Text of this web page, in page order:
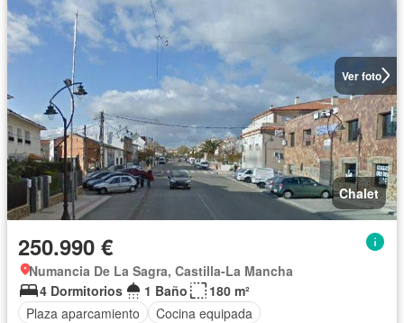
Ver foto
Chalet
250.990 €
Numancia De La Sagra, Castilla-La Mancha
4 Dormitorios
1 Baño
180 m²
Plaza aparcamiento
Cocina equipada